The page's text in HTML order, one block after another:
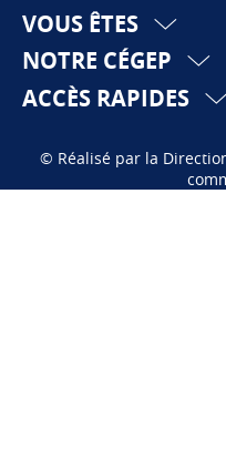
VOUS ÊTES
NOTRE CÉGEP
ACCÈS RAPIDES
© Réalisé par la